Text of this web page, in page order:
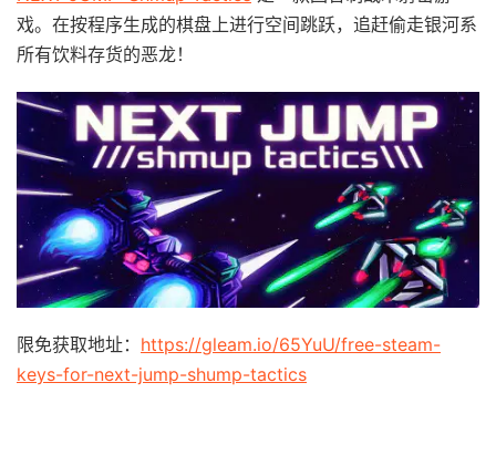
戏。在按程序生成的棋盘上进行空间跳跃，追赶偷走银河系
所有饮料存货的恶龙！
限免获取地址： https://gleam.io/65YuU/free-steam-
keys-for-next-jump-shump-tactics